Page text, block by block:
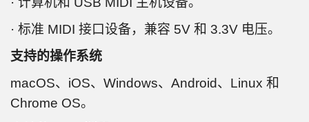
· 标准 MIDI 接口设备，兼容 5V 和 3.3V 电压。
支持的操作系统
macOS、iOS、Windows、Android、Linux 和
Chrome OS。